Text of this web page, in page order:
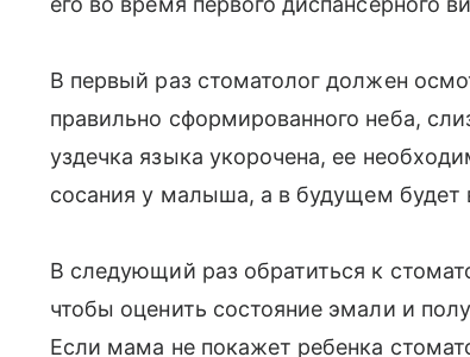
В первый раз стоматолог должен
правильно сформированного неба,
уздечка языка укорочена, ее
сосания у малыша, а в будущем будет
В следующий раз обратиться к
чтобы оценить состояние эмали и
Если мама не покажет ребенка